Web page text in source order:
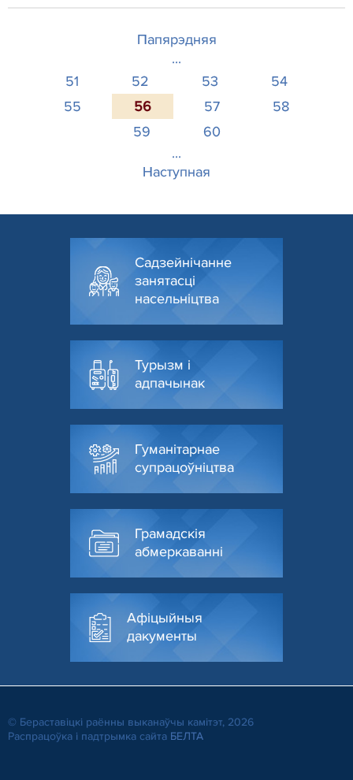
Папярэдняя
...
51
52 53
54
55
56 57
58
59
60
...
Наступная
Садзейнічанне
занятасці
насельніцтва
Турызм і
адпачынак
Гуманітарнае
супрацоўніцтва
Грамадскія
абмеркаванні
Афіцыйныя
дакументы
© Бераставiцкi раённы выканаўчы камітэт, 2026
Распрацоўка і падтрымка сайта БЕЛТА